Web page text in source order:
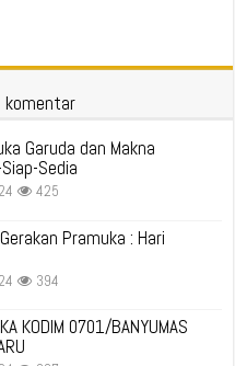
komentar
Garuda dan Makna
Sedia
425
Pramuka : Hari
394
KODIM 0701/BANYUMAS